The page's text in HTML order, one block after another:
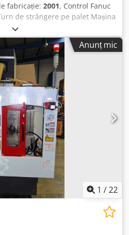
fabricație: 2001, Control Fanuc
de strângere pe palet Mașina
nostru din Bulgaria ÎN
*Centre de prelucrare orizontale
CNC cu 2 axe + axa C
C + axa Y *Centre de filetare
verticale CNC Proprietate
pe stoc! Credpjnyh Sfsfx Aa
pentru orice întrebări
LTD
Anunț mic
1 /22